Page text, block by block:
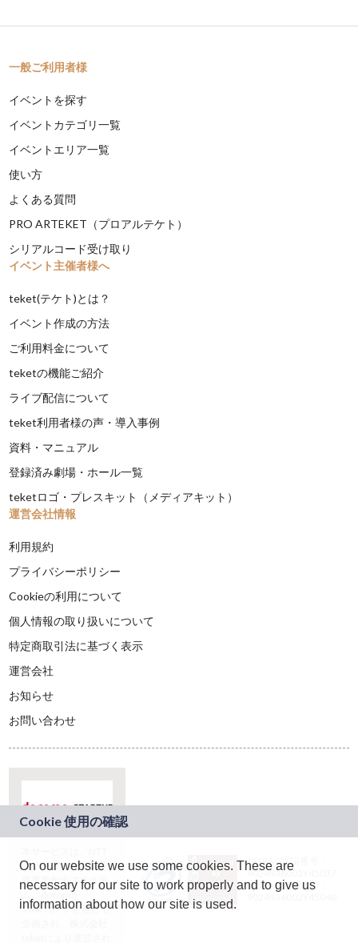
一般ご利用者様
イベントを探す
イベントカテゴリ一覧
イベントエリア一覧
使い方
よくある質問
PRO ARTEKET（プロアルテケト）
シリアルコード受け取り
イベント主催者様へ
teket(テケト)とは？
イベント作成の方法
ご利用料金について
teketの機能ご紹介
ライブ配信について
teket利用者様の声・導入事例
資料・マニュアル
登録済み劇場・ホール一覧
teketロゴ・プレスキット（メディアキット）
運営会社情報
利用規約
プライバシーポリシー
Cookieの利用について
個人情報の取り扱いについて
特定商取引法に基づく表示
運営会社
お知らせ
お問い合わせ
ドコモグループの新
規事業創出プログラ
ム「docomo
STARTUP」を通じて
JASRAC許諾番号：
9024936001Y45037
JASRAC許諾番号：
On our website we use some cookies. These are
necessary for our site to work properly and to give us
information about how our site is used.